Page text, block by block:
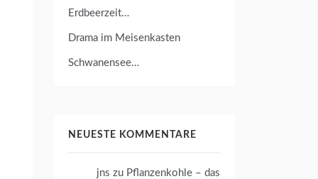
Erdbeerzeit…
Drama im Meisenkasten
Schwanensee…
NEUESTE KOMMENTARE
jns zu Pflanzenkohle – das